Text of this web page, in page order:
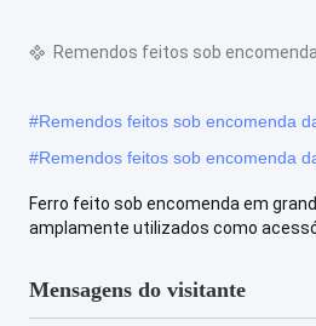
Remendos feitos sob
#Remendos feitos sob encomenda
#Remendos feitos sob encomenda
Ferro feito sob encomenda em
amplamente utilizados como
Mensagens do visitante